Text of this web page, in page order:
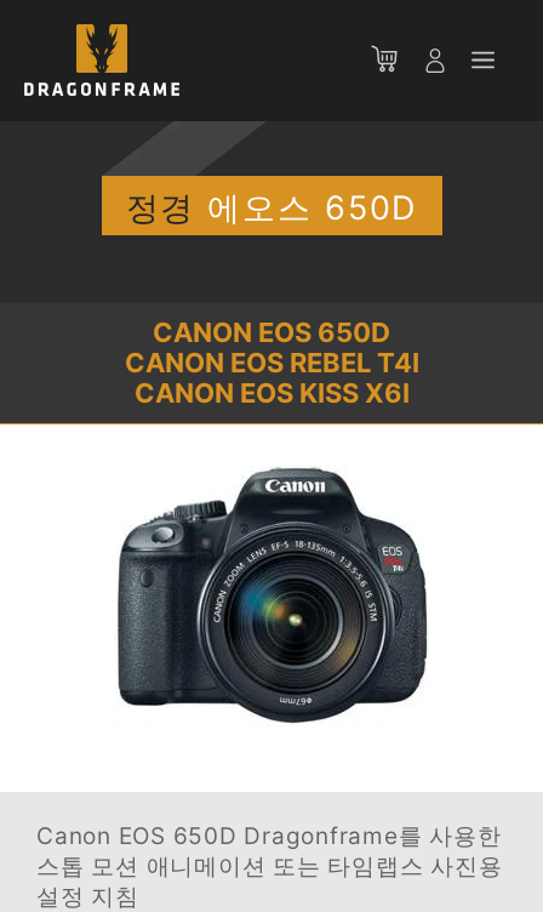
메
정경 에오스 650D
CANON EOS 650D
CANON EOS REBEL T4I
CANON EOS KISS X6I
Canon EOS 650D Dragonframe를 사용한
스톱 모션 애니메이션 또는 타임랩스 사진용
설정 지침